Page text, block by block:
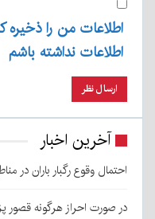
اطلاعات من را ذخیره
اطلاعات نداشته باشم
آخرین اخبار
احتمال وقوع رگبار باران در
در صورت احراز هرگونه قصور